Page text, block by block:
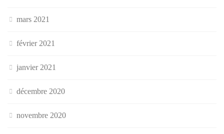
mars 2021
février 2021
janvier 2021
décembre 2020
novembre 2020